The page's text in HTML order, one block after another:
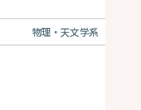
物理・天文学系